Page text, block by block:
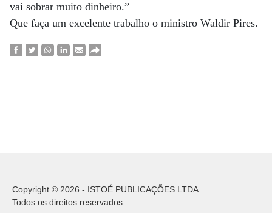
vai sobrar muito dinheiro.”
Que faça um excelente trabalho o ministro Waldir Pires.
Copyright © 2026 - ISTOÉ PUBLICAÇÕES LTDA
Todos os direitos reservados.